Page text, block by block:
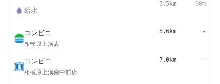
給水
5.5km 90m
コンビニ
相模原上溝店
5.6km -
コンビニ
相模原上溝南中前店
7.0km -